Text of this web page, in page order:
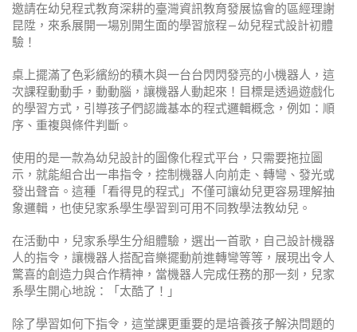
邀請在幼兒程式教育深耕的臺灣資訊教育發展協會的區經理謝
昆陞，來系展開一場別開生面的學習旅程—幼兒程式設計初體
驗！
桌上擺滿了色彩繽紛的積木與一台台閃閃發亮的小機器人，這
次課程動動手，動動腦，讓機器人動起來！目標是透過遊戲化
的學習方式，引導孩子們認識基本的程式邏輯概念，例如：順
序、重複與條件判斷。
使用的是一款為幼兒設計的圖像化程式平台，只需要拖拉圖
示，就能組合出一串指令，控制機器人向前走、轉彎、發光或
發出聲音。這種「看得見的程式」不僅可讓幼兒更容易理解抽
象邏輯，也使兒家系學生學習到可用不同教學法教幼兒。
在活動中，兒家系學生分組體驗，選出一首歌，自己設計機器
人的指令，讓機器人搭配音樂擺動前進轉彎等等，展現出令人
驚喜的創造力與合作精神，當機器人完成任務的那一刻，兒家
系學生開心地說：「太酷了！」
除了學習如何下指令，這堂課更重要的是培養孩子解決問題的